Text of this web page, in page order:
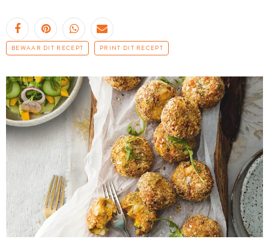
BEWAAR DIT RECEPT PRINT DIT RECEPT